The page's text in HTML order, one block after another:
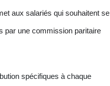
aux salariés qui souhaitent se
par une commission paritaire
spécifiques à chaque